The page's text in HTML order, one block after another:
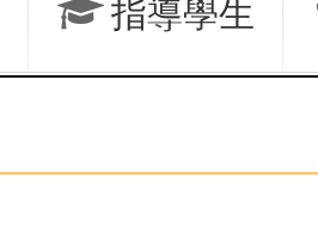
指導學生